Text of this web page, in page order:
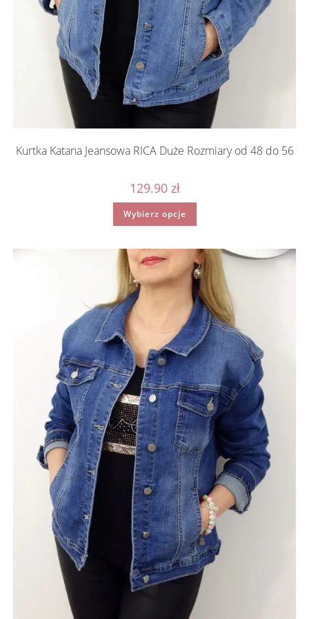
Kurtka Katana Jeansowa RICA Duże Rozmiary od 48 do 56
129.90 zł
Wybierz opcje
Ten
ma
Opcje
można
wybrać
na
stronie
produktu